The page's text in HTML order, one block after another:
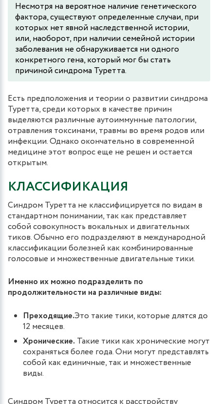
Несмотря на вероятное наличие генетического
фактора, существуют определенные случаи, при
которых нет явной наследственной истории,
или, наоборот, при наличии семейной истории
заболевания не обнаруживается ни одного
конкретного гена, который мог бы стать
причиной синдрома Туретта.
Есть предположения и теории о развитии синдрома
Туретта, среди которых в качестве причин
выделяются различные аутоиммунные патологии,
отравления токсинами, травмы во время родов или
инфекции. Однако окончательно в современной
медицине этот вопрос еще не решен и остается
открытым.
КЛАССИФИКАЦИЯ
Синдром Туретта не классифицируется по видам в
стандартном понимании, так как представляет
собой совокупность вокальных и двигательных
тиков. Обычно его подразделяют в международной
классификации болезней как комбинированные
голосовые и множественные двигательные тики.
Именно их можно подразделить по
продолжительности на различные виды:
Преходящие.Это такие тики, которые длятся до
12 месяцев.
Хронические. Такие тики как хронические могут
сохраняться более года. Они могут представлять
собой как единичные, так и множественные
виды.